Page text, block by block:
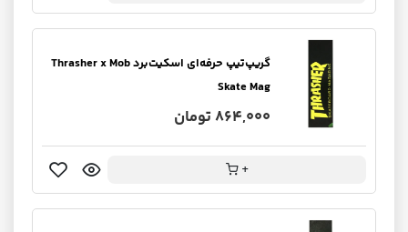
گریپ‌تیپ حرفه‌ای اسکیت‌برد Thrasher x Mob
Skate Mag
864,000 تومان
+